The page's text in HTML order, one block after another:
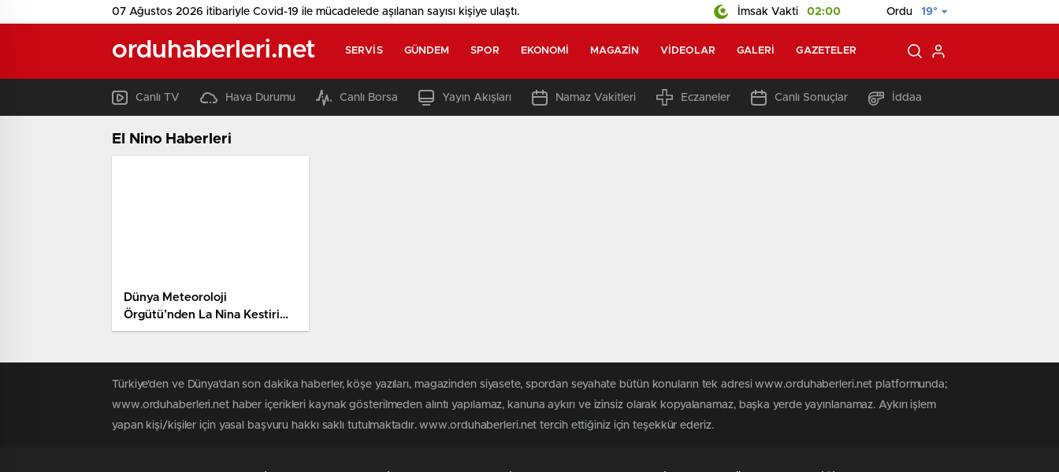
07 Ağustos 2026 itibariyle Covid-19 ile mücadelede aşılanan sayısı kişiye ulaştı. İmsak Vakti 02:00 Ordu 19°
orduhaberleri.net SERVIS GÜNDEM SPOR EKONOMI MAGAZIN VIDEOLAR GALERI GAZETELER
Canlı TV Hava Durumu Canlı Borsa Yayın Akışları Namaz Vakitleri Eczaneler Canlı Sonuçlar İddaa
El Nino Haberleri
Dünya Meteoroloji
Örgütü’nden La Nina Kestirimi:
Zayıf ve Kısa Periyodik
Türkiye'den ve Dünya’dan son dakika haberler, köşe yazıları, magazinden siyasete, spordan seyahate bütün konuların tek adresi www.orduhaberleri.net platformunda;
www.orduhaberleri.net haber içerikleri kaynak gösterilmeden alıntı yapılamaz, kanuna aykırı ve izinsiz olarak kopyalanamaz, başka yerde yayınlanamaz. Aykırı işlem
yapan kişi/kişiler için yasal başvuru hakkı saklı tutulmaktadır. www.orduhaberleri.net tercih ettiğiniz için teşekkür ederiz.